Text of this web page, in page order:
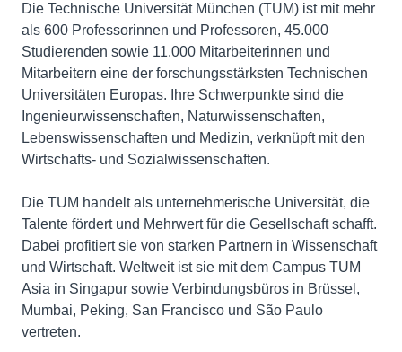
Die Technische Universität München (TUM) ist mit mehr
als 600 Professorinnen und Professoren, 45.000
Studierenden sowie 11.000 Mitarbeiterinnen und
Mitarbeitern eine der forschungsstärksten Technischen
Universitäten Europas. Ihre Schwerpunkte sind die
Ingenieurwissenschaften, Naturwissenschaften,
Lebenswissenschaften und Medizin, verknüpft mit den
Wirtschafts- und Sozialwissenschaften.
Die TUM handelt als unternehmerische Universität, die
Talente fördert und Mehrwert für die Gesellschaft schafft.
Dabei profitiert sie von starken Partnern in Wissenschaft
und Wirtschaft. Weltweit ist sie mit dem Campus TUM
Asia in Singapur sowie Verbindungsbüros in Brüssel,
Mumbai, Peking, San Francisco und São Paulo
vertreten.